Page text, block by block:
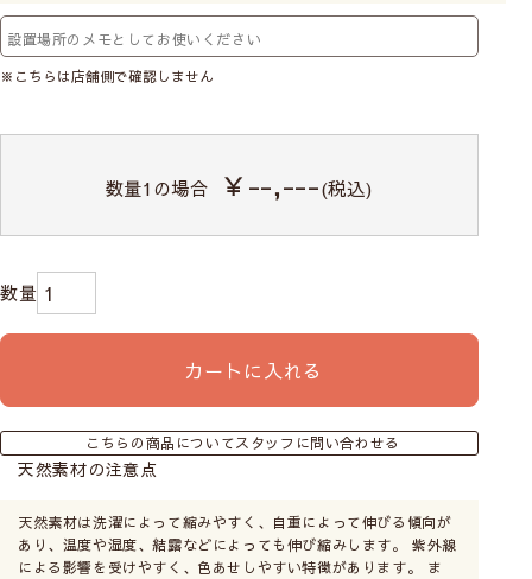
※こちらは店舗側で確認しません
数量1の場合 ￥--,---(税込)
カートに入れる
こちらの商品についてスタッフに問い合わせる
天然素材の注意点
天然素材は洗濯によって縮みやすく、自重によって伸びる傾向が
あり、温度や湿度、結露などによっても伸び縮みします。 紫外線
による影響を受けやすく、色あせしやすい特徴があります。 ま